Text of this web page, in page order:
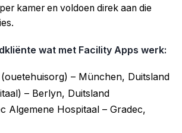
kamer en voldoen direk aan die
wat met Facility Apps werk:
– München, Duitsland
– Berlyn, Duitsland
Algemene Hospitaal – Gradec,